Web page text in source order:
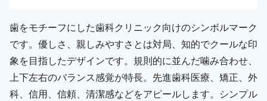
歯をモチーフにした歯科クリニック向けのシンボルマーク
です。優しさ、親しみやすさとは対局、知的でクールな印
象を目指したデザインです。規則的に並んだ噛み合わせ、
上下左右のバランス感覚が特長。先進歯科医療、矯正、外
科、信用、信頼、清潔感などをアピールします。シンプル